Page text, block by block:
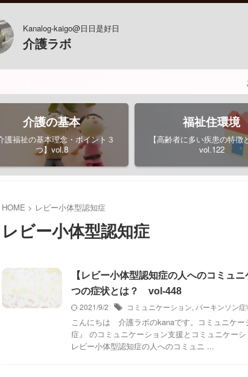
Kanalog-kaigo@日日是好日
介護ラボ
おスス
介護の基本
護福祉の基本理念・ポイント３
つ】vol.8
福祉住環境
【高齢者に多い疾患の特徴
vol.122
HOME > レビー小体型認知症
レビー小体型認知症
【レビー小体型認知症の人へのコミュ
つの症状とは？ vol-448
2021/9/2
コミュニケーション, パーキンソン症
こんにちは 介護ラボのkanaです。コミュニケー
症』 のコミュニケーション支援とコミュニケーシ
レビー小体型認知症の人へのコミュニ ...